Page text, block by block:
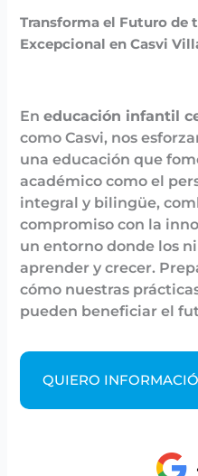
Transforma el Futuro de
Excepcional en Casvi
Eneducación infantil
como Casvi, nos
una educación que
académico como el
integral y bilingüe,
compromiso con la
un entorno donde los
aprender y crecer.
cómo nuestras
pueden beneficiar el
QUIERO